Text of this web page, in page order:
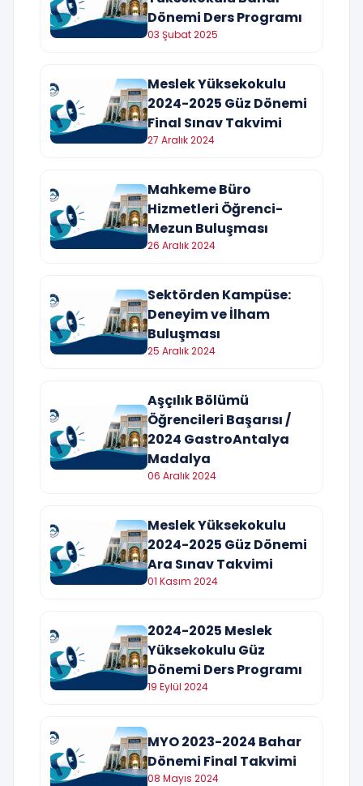
Dönemi Ders Programı
03 Şubat 2025
Meslek Yüksekokulu
2024-2025 Güz Dönemi
Final Sınav Takvimi
27 Aralık 2024
Mahkeme Büro
Hizmetleri Öğrenci-
Mezun Buluşması
26 Aralık 2024
Sektörden Kampüse:
Deneyim ve İlham
Buluşması
25 Aralık 2024
Aşçılık Bölümü
Öğrencileri Başarısı /
2024 GastroAntalya
Madalya
06 Aralık 2024
Meslek Yüksekokulu
2024-2025 Güz Dönemi
Ara Sınav Takvimi
01 Kasım 2024
2024-2025 Meslek
Yüksekokulu Güz
Dönemi Ders Programı
19 Eylül 2024
MYO 2023-2024 Bahar
Dönemi Final Takvimi
08 Mayıs 2024